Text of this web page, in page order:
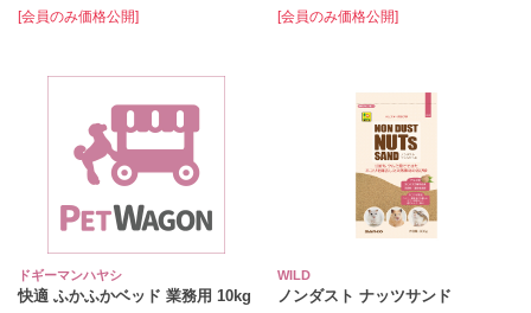
[会員のみ価格公開] [会員のみ価格公開]
ドギーマンハヤシ
快適 ふかふかベッド 業務用 10kg
WILD
ノンダスト ナッツサンド